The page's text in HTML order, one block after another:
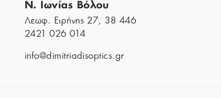
Ν. Ιωνίας Βόλου
Λεωφ. Ειρήνης 27, 38 446
2421 026 014
info@dimitriadisoptics.gr